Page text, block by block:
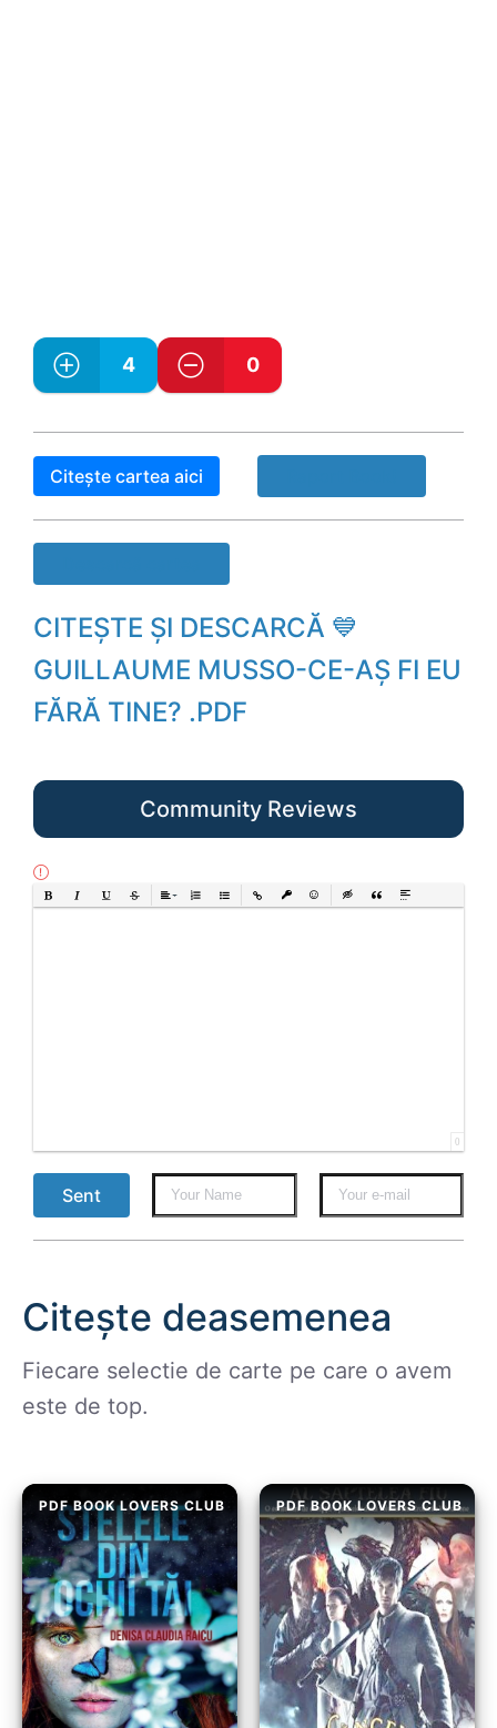
4 0
Citește cartea aici
CITEȘTE ȘI DESCARCĂ 💙
GUILLAUME MUSSO-CE-AȘ FI EU
FĂRĂ TINE? .PDF
Community Reviews
Bold Italic UnderlineStrikethrough
AlignOrdered List
Unordered List
Insert LinkInsert protected link
EmoticonsInsert hidden text
Insert Quote
Insert spoiler
0
Sent
Citește deasemenea
Fiecare selectie de carte pe care o avem
este de top.
PDF BOOK LOVERS CLUB PDF BOOK LOVERS CLUB